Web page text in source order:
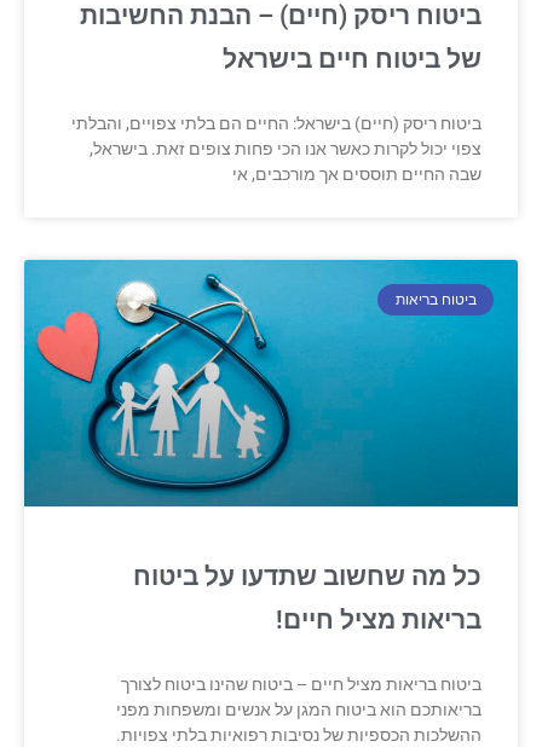
ביטוח ריסק (חיים) – הבנת החשיבות
של ביטוח חיים בישראל
ביטוח ריסק (חיים) בישראל: החיים הם בלתי צפויים, והבלתי
צפוי יכול לקרות כאשר אנו הכי פחות צופים זאת. בישראל,
שבה החיים תוססים אך מורכבים, אי
ביטוח בריאות
כל מה שחשוב שתדעו על ביטוח
בריאות מציל חיים!
ביטוח בריאות מציל חיים – ביטוח שהינו ביטוח לצורך
בריאותכם הוא ביטוח המגן על אנשים ומשפחות מפני
ההשלכות הכספיות של נסיבות רפואיות בלתי צפויות.